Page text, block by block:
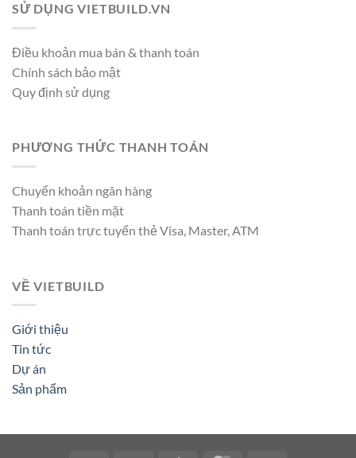
SỬ DỤNG VIETBUILD.VN
Điều khoản mua bán & thanh toán
Chính sách bảo mật
Quy định sử dụng
PHƯƠNG THỨC THANH TOÁN
Chuyển khoản ngân hàng
Thanh toán tiền mặt
Thanh toán trực tuyến thẻ Visa, Master, ATM
VỀ VIETBUILD
Giới thiệu
Tin tức
Dự án
Sản phẩm